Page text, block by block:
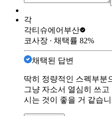
각
각티슈에어부산
코사장 ∙ 채택률 82%
채택된 답변
딱히 정량적인 스펙부분
그냥 자소서 열심히 쓰
시는 것이 좋을 거 같습